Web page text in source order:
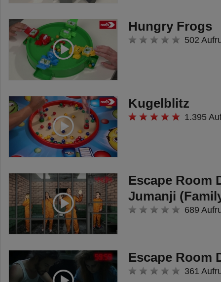
Hungry Frogs
502
Kugelblitz
1.395
Escape Room
Jumanji
689
Escape Room
361